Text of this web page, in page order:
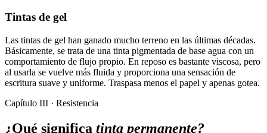
Tintas de gel
Las tintas de gel han ganado mucho terreno en las últimas décadas.
Básicamente, se trata de una tinta pigmentada de base agua con un
comportamiento de flujo propio. En reposo es bastante viscosa, pero
al usarla se vuelve más fluida y proporciona una sensación de
escritura suave y uniforme. Traspasa menos el papel y apenas gotea.
Capítulo III · Resistencia
¿Qué significa tinta permanente?